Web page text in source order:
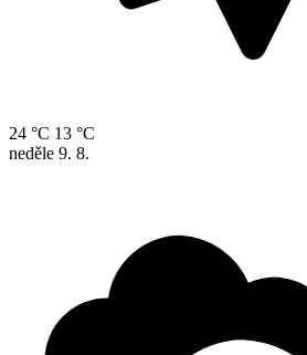
24 °C 13 °C
neděle 9. 8.